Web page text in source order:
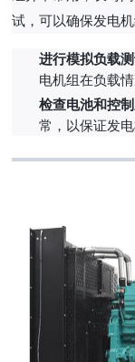
试，可以确保发电
进行模拟负载
电机组在负载
检查电池和控
常，以保证发